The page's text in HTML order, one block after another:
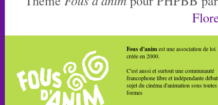
Fous d'animest une association de loi
créée en 2000.
C'est aussi et surtout une communauté
francophone libre et indépendante
sujet du cinéma d'animation sous toutes
formes